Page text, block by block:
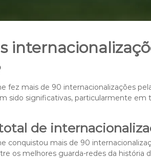
fez mais de 90 internacionalizações
sido significativas, particularmente em
de
conquistou mais de 90
os melhores guarda-redes da história